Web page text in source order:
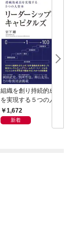
組織を創り持続的成長
を実現する５つの人資
本 リーダーシップ・
キャピタルズ
1,672
新着